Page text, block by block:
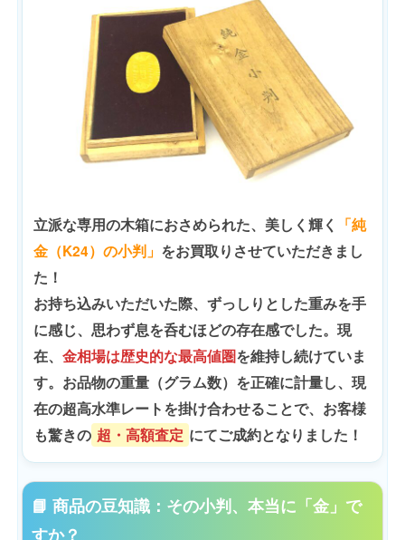
立派な専用の木箱におさめられた、美しく輝く
「純
金（K24）の小判」 をお買取りさせていただきまし
た！
お持ち込みいただいた際、ずっしりとした重みを手
に感じ、思わず息を呑むほどの存在感でした。現
在、 金相場は歴史的な最高値圏を維持し続けていま
す。お品物の重量（グラム数）を正確に計量し、現
在の超高水準レートを掛け合わせることで、お客様
も驚きの 超・高額査定 にてご成約となりました！
📘 商品の豆知識：その小判、本当に「金」で
すか？